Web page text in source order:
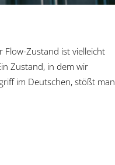
Flow-Zustand ist vielleicht
Zustand, in dem wir
im Deutschen, stößt man